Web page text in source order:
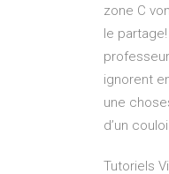
zone C
le
ignorent
une
d’un
Tutoriels